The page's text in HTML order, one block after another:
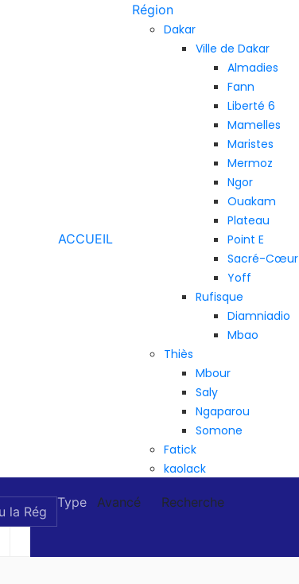
ACCUEIL
Région
Dakar
Ville de Dakar
Almadies
Fann
Liberté 6
Mamelles
Maristes
Mermoz
Ngor
Ouakam
Plateau
Point E
Sacré-Cœur
Yoff
Rufisque
Diamniadio
Mbao
Thiès
Mbour
Saly
Ngaparou
Somone
Fatick
kaolack
Type
Avancé Recherche